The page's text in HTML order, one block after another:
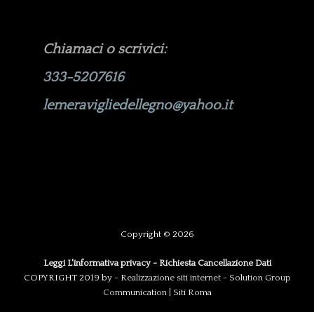
Chiamaci o scrivici:
333-5207616
lemeravigliedellegno@yahoo.it
Copyright © 2026
Leggi L'informativa privacy- Richiesta Cancellazione Dati
COPYRIGHT 2019 by - Realizzazione siti internet- Solution Group
Communication| Siti Roma